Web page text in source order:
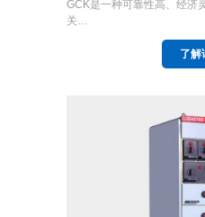
GCK是一种可靠性高、经济
关…
了解